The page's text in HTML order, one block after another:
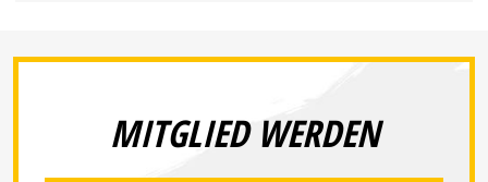
MITGLIED WERDEN